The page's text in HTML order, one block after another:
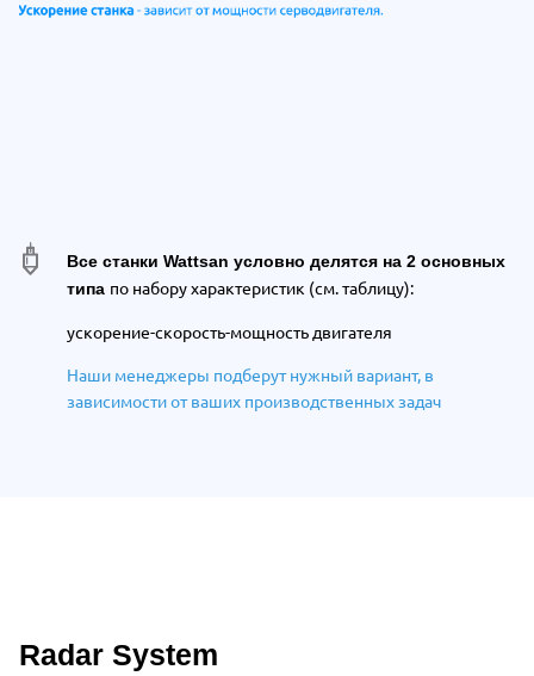
Все станки Wattsan условно делятся на 2 основных
типа по набору характеристик (см. таблицу):
ускорение-cкорость-мощность двигателя
Наши менеджеры подберут нужный вариант, в
зависимости от ваших производственных задач
Описание преимуществ Wattsan
Radar System